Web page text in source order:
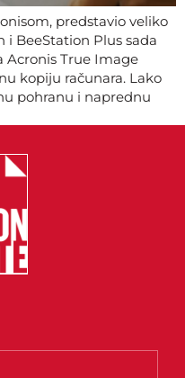
predstavio veliko
i BeeStation Plus sada
Acronis True Image
kopiju računara. Lako
pohranu i naprednu